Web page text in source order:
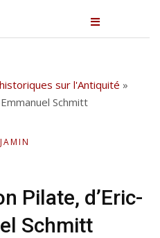
sur l'Antiquité »
Schmitt
Pilate, d’Eric-
Schmitt